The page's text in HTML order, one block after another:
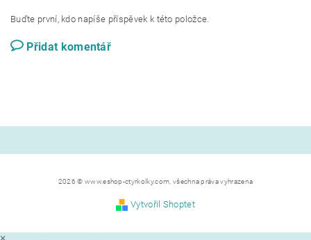
Buďte první, kdo napíše příspěvek k této položce.
Přidat komentář
2026 © www.eshop-ctyrkolky.com, všechna práva vyhrazena
Vytvořil Shoptet